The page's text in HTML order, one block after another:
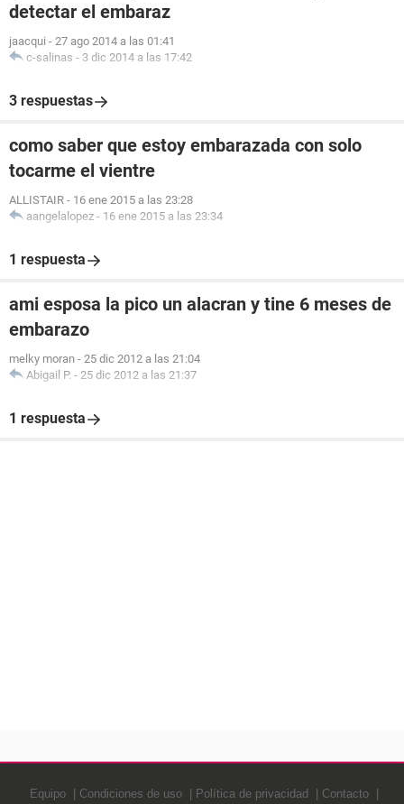
detectar el embaraz
jaacqui - 27 ago 2014 a las 01:41
c-salinas - 3 dic 2014 a las 17:42
3 respuestas
como saber que estoy embarazada con solo
tocarme el vientre
ALLISTAIR - 16 ene 2015 a las 23:28
aangelalopez - 16 ene 2015 a las 23:34
1 respuesta
ami esposa la pico un alacran y tine 6 meses de
embarazo
melky moran - 25 dic 2012 a las 21:04
Abigail P. - 25 dic 2012 a las 21:37
1 respuesta
Equipo Condiciones de uso Política de privacidad Contacto